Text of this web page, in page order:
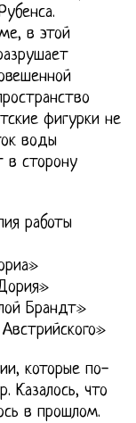
в этой
фигурки не
воды
в сторону
работы
Брандт»
которые по-
Казалось, что
в прошлом.